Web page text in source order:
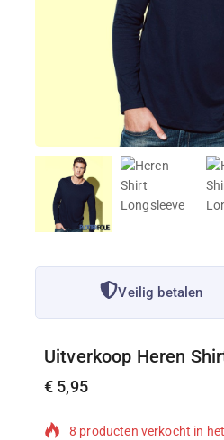
Veilig betalen
Uitverkoop Heren
€ 5,95
8 producten verkocht in